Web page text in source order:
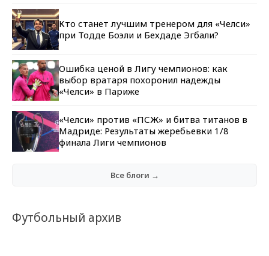
Кто станет лучшим тренером для «Челси»
при Тодде Боэли и Бехдаде Эгбали?
Ошибка ценой в Лигу чемпионов: как
выбор вратаря похоронил надежды
«Челси» в Париже
«Челси» против «ПСЖ» и битва титанов в
Мадриде: Результаты жеребьевки 1/8
финала Лиги чемпионов
Все блоги →
Футбольный архив